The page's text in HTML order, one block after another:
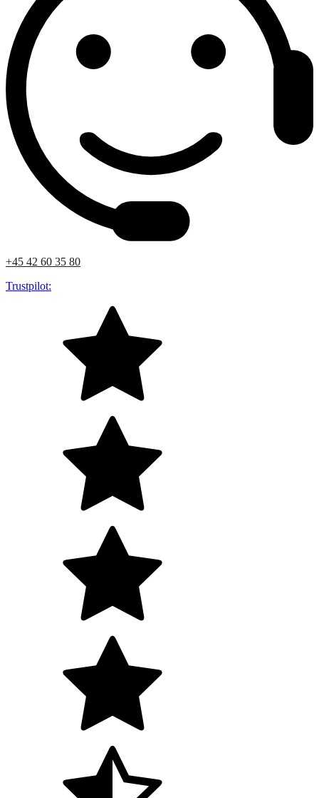
+45 42 60 35 80
Trustpilot: